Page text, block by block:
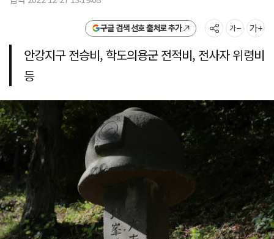
구글 검색 선호 출처로 추가
안강지구 전승비, 학도의용군 전적비, 전사자 위령비
등